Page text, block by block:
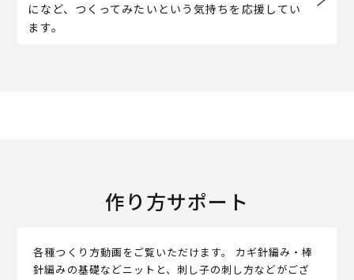
になど、つくってみたいという気持ちを応援してい
ます。
作り方サポート
各種つくり方動画をご覧いただけます。 カギ針編み・棒
針編みの基礎などニットと、刺し子の刺し方などがござ